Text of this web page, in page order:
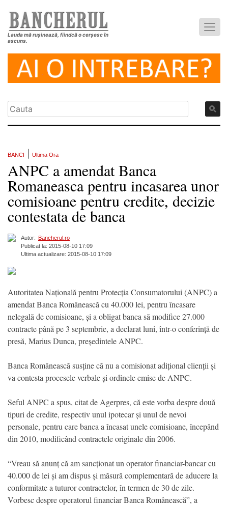
Lauda mă rușinează, fiindcă o cerșesc în
ascuns.
BANCI Ultima Ora
ANPC a amendat Banca
Romaneasca pentru incasarea unor
comisioane pentru credite, decizie
contestata de banca
Autor: Bancherul.ro
Publicat la: 2015-08-10 17:09
Ultima actualizare: 2015-08-10 17:09
Autoritatea Națională pentru Protecția Consumatorului (ANPC) a
amendat Banca Românească cu 40.000 lei, pentru încasare
nelegală de comisioane, și a obligat banca să modifice 27.000
contracte până pe 3 septembrie, a declarat luni, într-o conferință de
presă, Marius Dunca, președintele ANPC.
Banca Românească susține că nu a comisionat adițional clienții și
va contesta procesele verbale și ordinele emise de ANPC.
Seful ANPC a spus, citat de Agerpres, că este vorba despre două
tipuri de credite, respectiv unul ipotecar și unul de nevoi
personale, pentru care banca a încasat unele comisioane, începând
din 2010, modificând contractele originale din 2006.
“Vreau să anunț că am sancționat un operator financiar-bancar cu
40.000 de lei și am dispus și măsură complementară de aducere la
conformitate a tuturor contractelor, în termen de 30 de zile.
Vorbesc despre operatorul financiar Banca Românească”, a